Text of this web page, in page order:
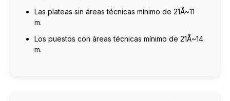
Las plateas sin áreas técnicas mínimo de 21Å~11
m.
Los puestos con áreas técnicas mínimo de 21Å~14
m.